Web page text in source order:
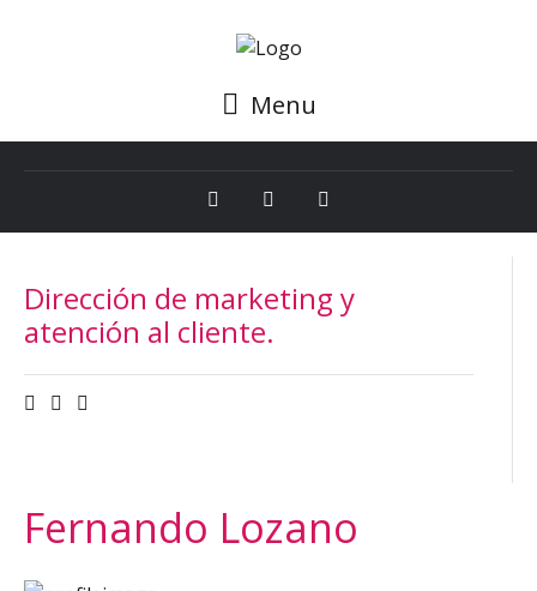
Menu
Dirección de marketing y
atención al cliente.
Fernando Lozano